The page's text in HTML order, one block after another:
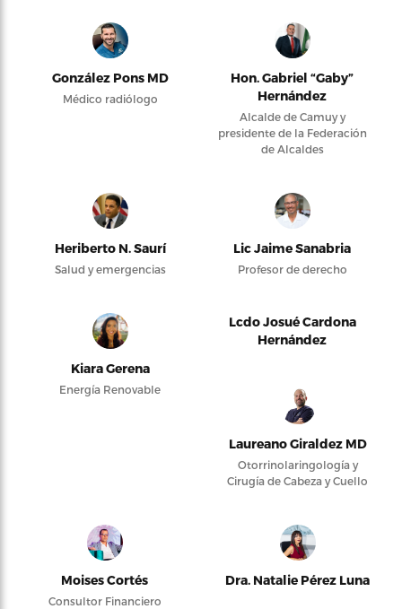
González Pons MD
Médico radiólogo
Hon. Gabriel “Gaby”
Hernández
Alcalde de Camuy y
presidente de la Federación
de Alcaldes
Heriberto N. Saurí
Salud y emergencias
Lic Jaime Sanabria
Profesor de derecho
Kiara Gerena
Energía Renovable
Lcdo Josué Cardona
Hernández
Laureano Giraldez MD
Otorrinolaringología y
Cirugía de Cabeza y Cuello
Moises Cortés
Consultor Financiero
Dra. Natalie Pérez Luna